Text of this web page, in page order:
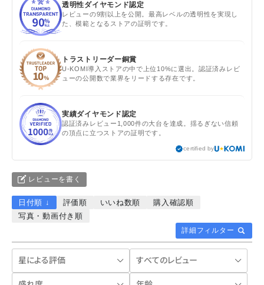
透明性ダイヤモンド認定
レビューの9割以上を公開。最高レベルの透明性を実現し
た、模範となるストアの証明です。
トラストリーダー銅賞
U-KOMI導入ストアの中で上位10%に選出。認証済みレビ
ューの公開数で業界をリードする存在です。
実績ダイヤモンド認定
認証済みレビュー1,000件の大台を達成。揺るぎない信頼
の頂点に立つストアの証明です。
certified by
レビューを書く
詳細フィルター
日付順 ↓ 評価順 いいね数順
購入確認順
写真・動画付き順